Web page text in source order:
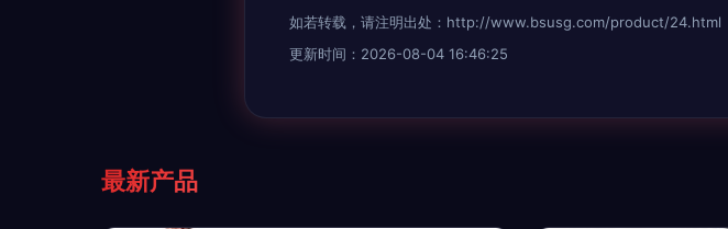
如若转载，请注明出处：http://www.bsusg.com/product/24.html
更新时间：2026-08-04 16:46:25
最新产品